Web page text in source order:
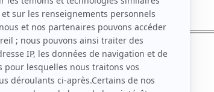
de la fondation)